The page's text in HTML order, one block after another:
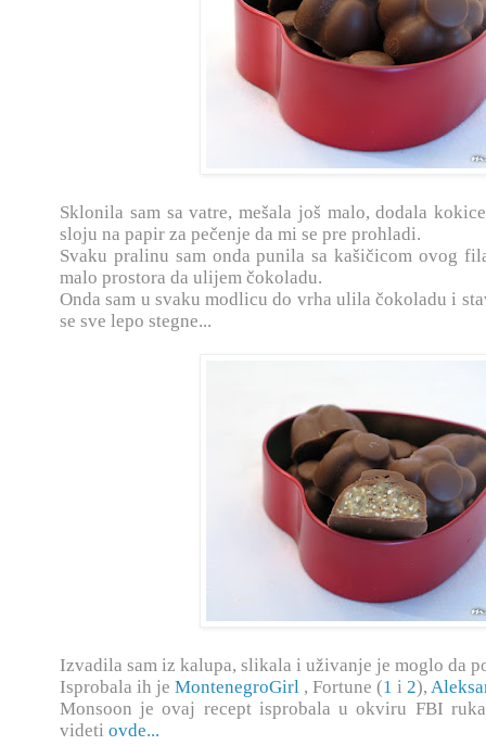
Sklonila sam sa vatre, mešala još malo, dodala
sloju na papir za pečenje da mi se pre prohladi.
Svaku pralinu sam onda punila sa kašičicom ovog
malo prostora da ulijem čokoladu.
Onda sam u svaku modlicu do vrha ulila čokoladu i
se sve lepo stegne...
Izvadila sam iz kalupa, slikala i uživanje je moglo da
Isprobala ih je MontenegroGirl , Fortune (1 i 2),
Monsoon je ovaj recept isprobala u okviru FBI
videti ovde...